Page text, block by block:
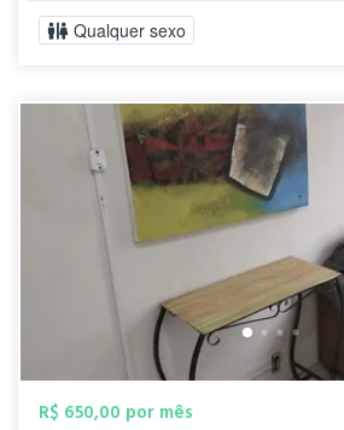
Qualquer sexo
R$ 650,00 por mês